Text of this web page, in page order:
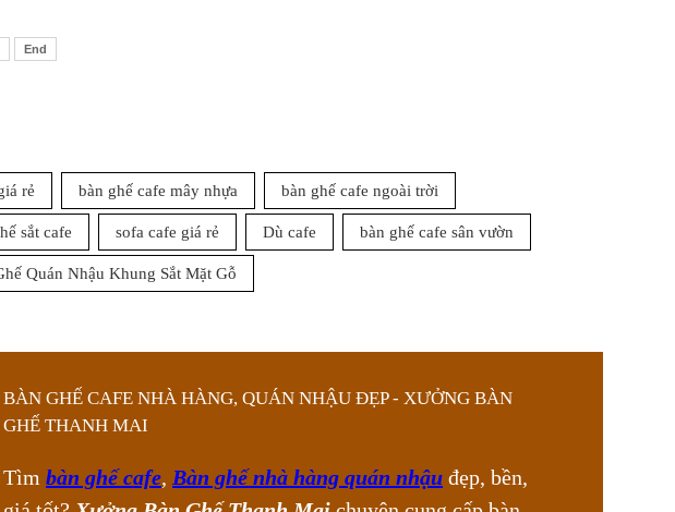
End
rẻ bàn ghế cafe mây nhựa bàn ghế cafe ngoài trời
sắt cafe sofa cafe giá rẻ Dù cafe bàn ghế cafe sân vườn
Quán Nhậu Khung Sắt Mặt Gỗ
BÀN GHẾ CAFE NHÀ HÀNG, QUÁN NHẬU ĐẸP - XƯỞNG BÀN
GHẾ THANH MAI
Tìm bàn ghế cafe, Bàn ghế nhà hàng quán nhậu đẹp, bền,